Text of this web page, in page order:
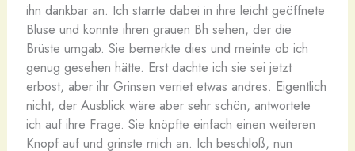
ihn dankbar an. Ich starrte dabei in ihre leicht geöffnete
Bluse und konnte ihren grauen Bh sehen, der die
Brüste umgab. Sie bemerkte dies und meinte ob ich
genug gesehen hätte. Erst dachte ich sie sei jetzt
erbost, aber ihr Grinsen verriet etwas andres. Eigentlich
nicht, der Ausblick wäre aber sehr schön, antwortete
ich auf ihre Frage. Sie knöpfte einfach einen weiteren
Knopf auf und grinste mich an. Ich beschloß, nun